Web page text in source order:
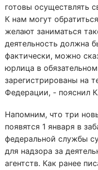
готовы осуществлять
К нам могут
желают заниматься
деятельность должна
фактически, можно
юрлица в
зарегистрированы на
Федерации, - пояснил
Напомним, что три
появятся 1 января в
федеральной службы
для надзора за
агентств. Как ранее